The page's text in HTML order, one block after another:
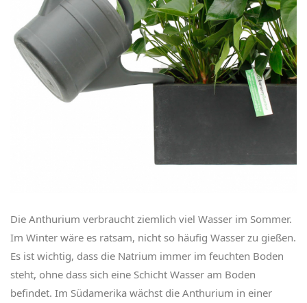
Die Anthurium verbraucht ziemlich viel Wasser im Sommer.
Im Winter wäre es ratsam, nicht so häufig Wasser zu gießen.
Es ist wichtig, dass die Natrium immer im feuchten Boden
steht, ohne dass sich eine Schicht Wasser am Boden
befindet. Im Südamerika wächst die Anthurium in einer